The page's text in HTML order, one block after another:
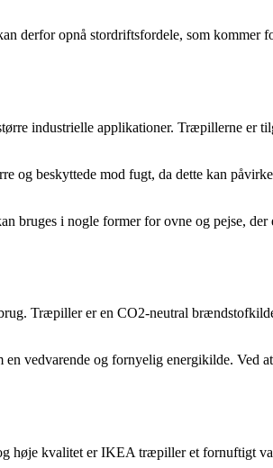
derfor opnå stordriftsfordele, som kommer
industrielle applikationer. Træpillerne er
beskyttede mod fugt, da dette kan
i nogle former for ovne og pejse,
Træpiller er en CO2-neutral
vedvarende og fornyelig energikilde. Ved
kvalitet er IKEA træpiller et fornuftigt